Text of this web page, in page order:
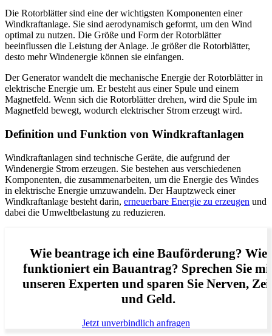
Die Rotorblätter sind eine der wichtigsten Komponenten einer
Windkraftanlage. Sie sind aerodynamisch geformt, um den Wind
optimal zu nutzen. Die Größe und Form der Rotorblätter
beeinflussen die Leistung der Anlage. Je größer die Rotorblätter,
desto mehr Windenergie können sie einfangen.
Der Generator wandelt die mechanische Energie der Rotorblätter in
elektrische Energie um. Er besteht aus einer Spule und einem
Magnetfeld. Wenn sich die Rotorblätter drehen, wird die Spule im
Magnetfeld bewegt, wodurch elektrischer Strom erzeugt wird.
Definition und Funktion von Windkraftanlagen
Windkraftanlagen sind technische Geräte, die aufgrund der
Windenergie Strom erzeugen. Sie bestehen aus verschiedenen
Komponenten, die zusammenarbeiten, um die Energie des Windes
in elektrische Energie umzuwandeln. Der Hauptzweck einer
Windkraftanlage besteht darin, erneuerbare Energie zu erzeugen und
dabei die Umweltbelastung zu reduzieren.
Wie beantrage ich eine Bauförderung? Wie
funktioniert ein Bauantrag? Sprechen Sie
unseren Experten und sparen Sie Nerven,
und Geld.
Jetzt unverbindlich anfragen